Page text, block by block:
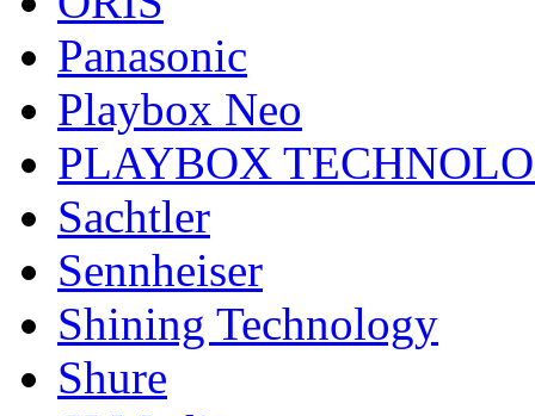
Panasonic
Playbox Neo
PLAYBOX
Sachtler
Sennheiser
Shining Technology
Shure